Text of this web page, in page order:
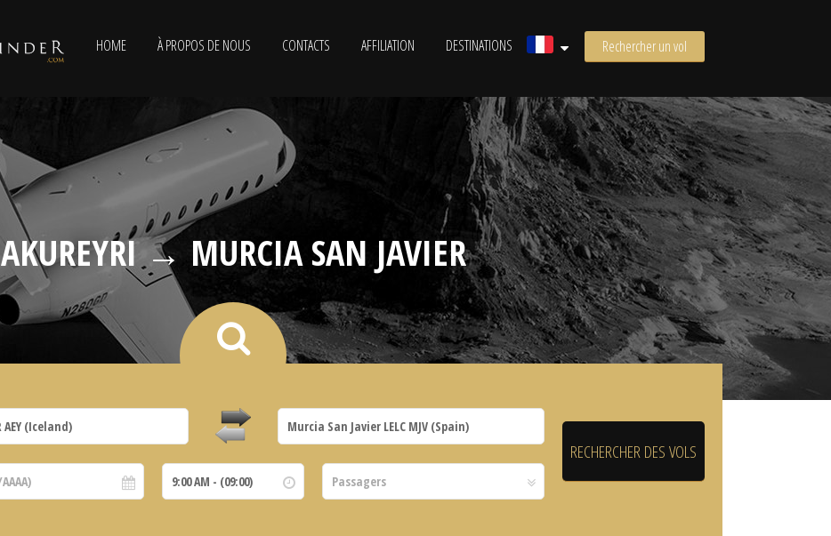
HOME À PROPOS DE NOUS CONTACTS AFFILIATION DESTINATIONS Rechercher un vol
AKUREYRI → MURCIA SAN JAVIER